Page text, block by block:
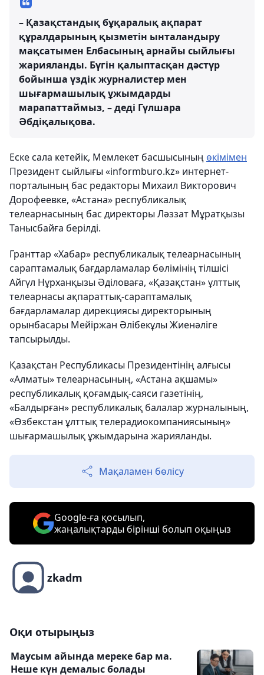
– Қазақстандық бұқаралық ақпарат
құралдарының қызметін ынталандыру
мақсатымен Елбасының арнайы сыйлығы
жарияланды. Бүгін қалыптасқан дәстүр
бойынша үздік журналистер мен
шығармашылық ұжымдарды
марапаттаймыз, – деді Гүлшара
Әбдіқалықова.
Еске сала кетейік, Мемлекет басшысының өкімімен
Президент сыйлығы «іnformburo.kz» интернет-
порталының бас редакторы Михаил Викторович
Дорофеевке, «Астана» республикалық
телеарнасының бас директоры Ләззат Мұратқызы
Танысбайға берілді.
Гранттар «Хабар» республикалық телеарнасының
сараптамалық бағдарламалар бөлімінің тілшісі
Айгүл Нұрханқызы Әділоваға, «Қазақстан» ұлттық
телеарнасы ақпараттық-сараптамалық
бағдарламалар дирекциясы директорының
орынбасары Мейіржан Әлібекұлы Жиенәліге
тапсырылды.
Қазақстан Республикасы Президентінің алғысы
«Алматы» телеарнасының, «Астана ақшамы»
республикалық қоғамдық-саяси газетінің,
«Балдырған» республикалық балалар журналының,
«Өзбекстан ұлттық телерадиокомпаниясының»
шығармашылық ұжымдарына жарияланды.
Мақаламен бөлісу
Google-ға қосылып,
жаңалықтарды бірінші болып оқыңыз
zkadm
Оқи отырыңыз
Маусым айында мереке бар ма.
Неше күн демалыс болады